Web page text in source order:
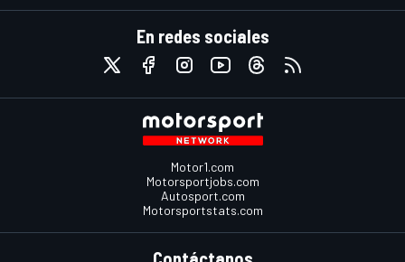
En redes sociales
Motor1.com
Motorsportjobs.com
Autosport.com
Motorsportstats.com